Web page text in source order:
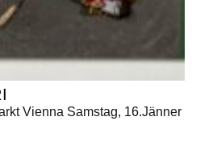
Vienna Samstag, 16.Jänner